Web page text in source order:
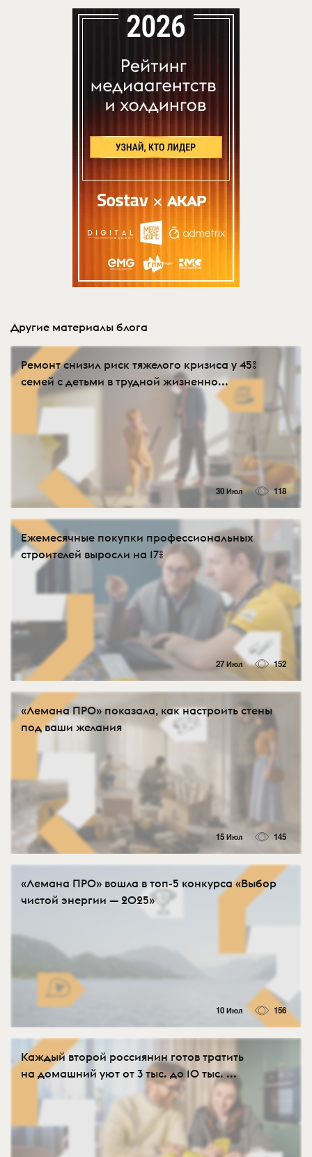
Другие материалы блога
Ремонт снизил риск тяжелого кризиса у 45%
семей с детьми в трудной жизненно...
30 Июл 118
Ежемесячные покупки профессиональных
строителей выросли на 17%
27 Июл 152
«Лемана ПРО» показала, как настроить стены
под ваши желания
15 Июл 145
«Лемана ПРО» вошла в топ-5 конкурса «Выбор
чистой энергии — 2025»
10 Июл 156
Каждый второй россиянин готов тратить
на домашний уют от 3 тыс. до 10 тыс. ...